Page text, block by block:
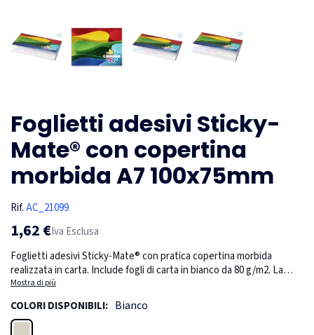
Foglietti adesivi Sticky-
Mate® con copertina
morbida A7 100x75mm
Rif.AC_21099
1,62 €Iva Esclusa
Foglietti adesivi Sticky-Mate® con pratica copertina morbida
realizzata in carta. Include fogli di carta in bianco da 80 g/m2. La
copertina morbida previene i danni al contenuto e offre ulteriore
spazio pubblicitario. Dimensione del foglio: 100x75mm. Disponibile
in 3 varianti: 25 fogli (21099001), 50 fogli (21099002), 100 fogli
(21099004).
Mostra di più
COLORI DISPONIBILI: Bianco